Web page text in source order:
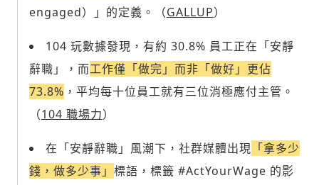
engaged）」的定義。（GALLUP）
104 玩數據發現，有約 30.8% 員工正在「安靜
辭職」，而工作僅「做完」而非「做好」更佔
73.8% ，平均每十位員工就有三位消極應付主管。
（104 職場力）
在「安靜辭職」風潮下，社群媒體出現 「拿多少
錢，做多少事」 標語，標籤 #ActYourWage 的影